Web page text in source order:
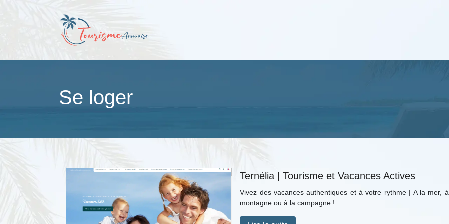
Se loger
Ternélia | Tourisme et Vacances Actives
Vivez des vacances authentiques et à votre rythme | A la mer,
montagne ou à la campagne !